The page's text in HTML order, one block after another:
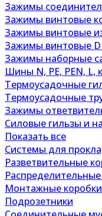
Зажимы
Зажимы винтовые
Зажимы винтовые
Зажимы винтовые
Зажимы наборные
Шины N, PE, PEN, L,
Термоусадочные
Термоусадочные
Зажимы
Силовые гильзы и
Показать все
Системы для
Разветвительные
Монтажные коробки
Подрозетники